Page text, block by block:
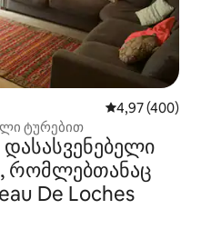
საშუალო
4,97 (400)
ტურებით
დასასვენებელი
რომლებთანაც
De Loches